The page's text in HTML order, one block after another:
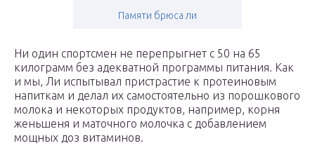
Памяти брюса ли
Ни один спортсмен не перепрыгнет с 50 на 65
килограмм без адекватной программы питания. Как
и мы, Ли испытывал пристрастие к протеиновым
напиткам и делал их самостоятельно из порошкового
молока и некоторых продуктов, например, корня
женьшеня и маточного молочка с добавлением
мощных доз витаминов.